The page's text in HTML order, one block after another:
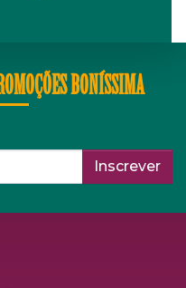
BONÍSSIMA
Inscrever